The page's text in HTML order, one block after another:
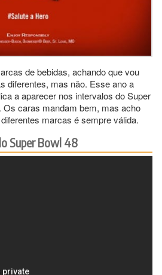
de bebidas, achando que vou
diferentes, mas não. Esse ano a
a aparecer nos intervalos do Super
Os caras mandam bem, mas acho
marcas é sempre válida.
Super Bowl 48